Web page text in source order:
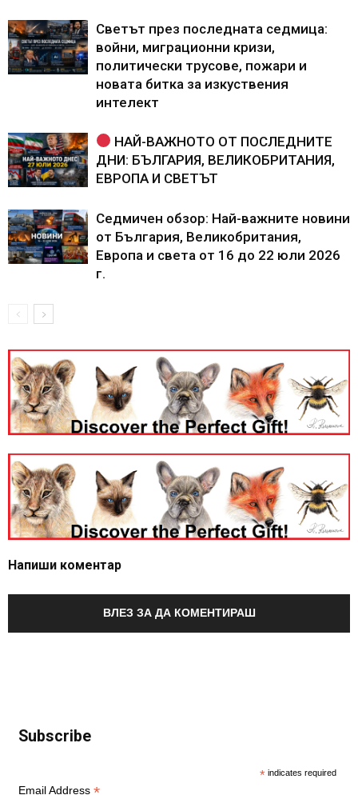
Светът през последната седмица:
войни, миграционни кризи,
политически трусове, пожари и
новата битка за изкуствения
интелект
НАЙ-ВАЖНОТО ОТ ПОСЛЕДНИТЕ
ДНИ: БЪЛГАРИЯ, ВЕЛИКОБРИТАНИЯ,
ЕВРОПА И СВЕТЪТ
Седмичен обзор: Най-важните новини
от България, Великобритания,
Европа и света от 16 до 22 юли 2026
г.
Напиши коментар
ВЛЕЗ ЗА ДА КОМЕНТИРАШ
Subscribe
* indicates required
Email Address